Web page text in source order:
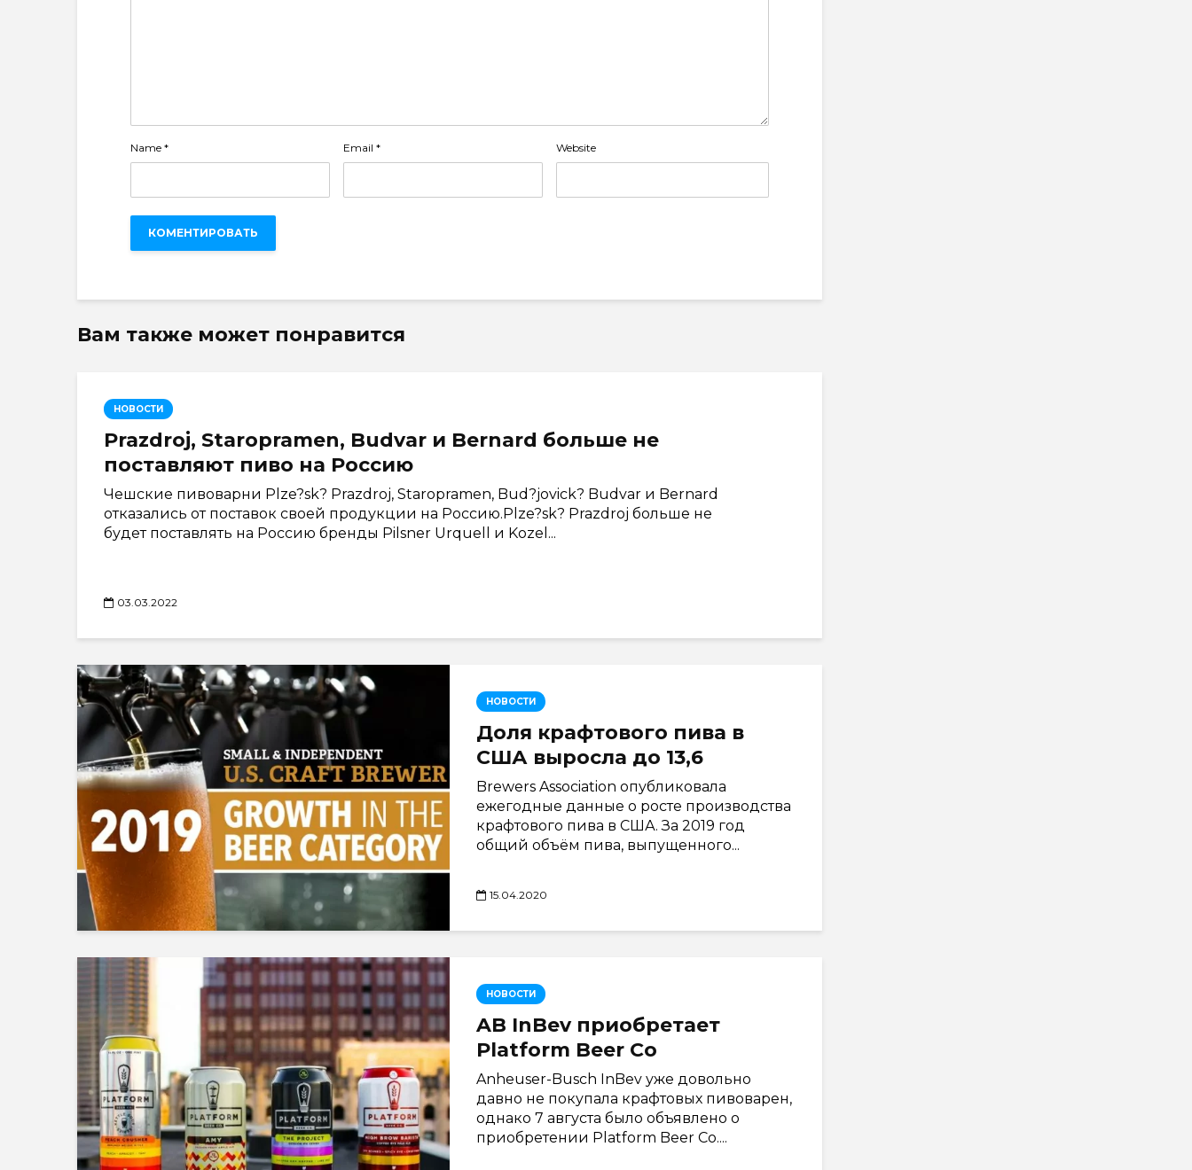
Name * Email * Website
Вам также может понравится
НОВОСТИ
Prazdroj, Staropramen, Budvar и Bernard больше не
поставляют пиво на Россию
Чешские пивоварни Plze?sk? Prazdroj, Staropramen, Bud?jovick? Budvar и Bernard
отказались от поставок своей продукции на Россию.Plze?sk? Prazdroj больше не
будет поставлять на Россию бренды Pilsner Urquell и Kozel...
03.03.2022
НОВОСТИ
Доля крафтового пива в
США выросла до 13,6
Brewers Association опубликовала
ежегодные данные о росте производства
крафтового пива в США. За 2019 год
общий объём пива, выпущенного...
15.04.2020
НОВОСТИ
AB InBev приобретает
Platform Beer Co
Anheuser-Busch InBev уже довольно
давно не покупала крафтовых пивоварен,
однако 7 августа было объявлено о
приобретении Platform Beer Co....